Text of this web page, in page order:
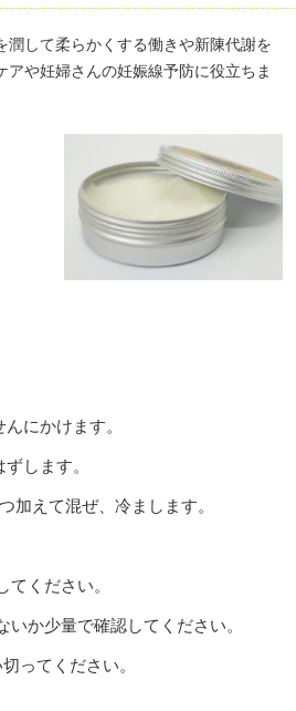
して柔らかくする働きや新陳代謝を
や妊婦さんの妊娠線予防に役立ちま
にかけます。
します。
えて混ぜ、冷まします。
ください。
か少量で確認してください。
ってください。